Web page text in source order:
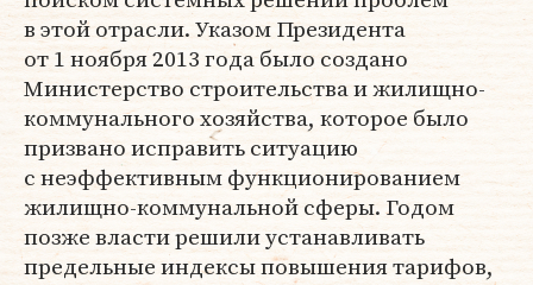
в этой отрасли. Указом Президента
от 1 ноября 2013 года было создано
Министерство строительства и жилищно-
коммунального хозяйства, которое было
призвано исправить ситуацию
с неэффективным функционированием
жилищно-коммунальной сферы. Годом
позже власти решили устанавливать
предельные индексы повышения тарифов,